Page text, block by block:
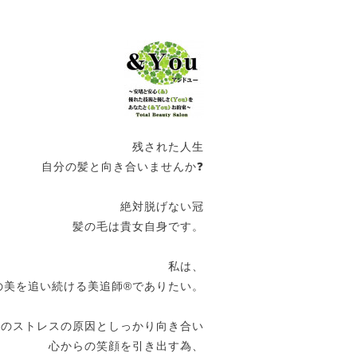
残された人生
自分の髪と向き合いませんか❓
絶対脱げない冠
髪の毛は貴女自身です。
私は、
美を追い続ける美追師®️でありたい。
ストレスの原因としっかり向き合い
心からの笑顔を引き出す為、